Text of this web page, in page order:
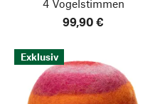
4 Vogelstimmen
99,90 €
Exklusiv